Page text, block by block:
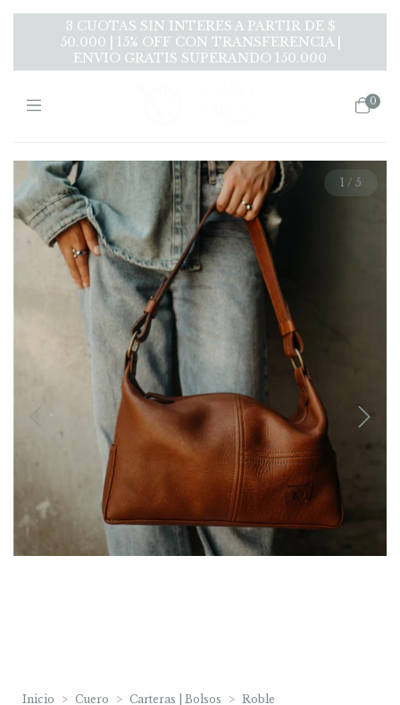
3 CUOTAS SIN INTERES A PARTIR DE $
50.000 | 15% OFF CON TRANSFERENCIA |
ENVIO GRATIS SUPERANDO 150.000
0
1 / 5
Inicio > Cuero > Carteras | Bolsos > Roble